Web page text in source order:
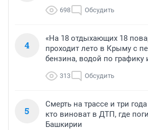
698 Обсудить
4
«На 18 отдыхающих 18
проходит лето в Крыму с
бензина, водой по
313 Обсудить
5
Смерть на трассе и три
кто виноват в ДТП, где
Башкирии